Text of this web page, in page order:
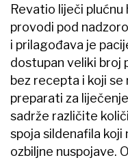
Revatio liječi plućnu
provodi pod
i prilagođava je
dostupan veliki broj
bez recepta i koji se
preparati za
sadrže različite
spoja sildenafila koji
ozbiljne nuspojave.